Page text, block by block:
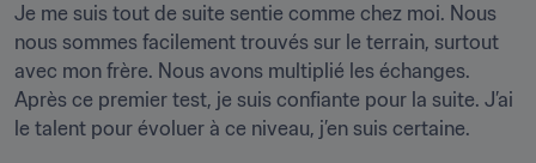
Je me suis tout de suite sentie comme chez moi. Nous
nous sommes facilement trouvés sur le terrain, surtout
avec mon frère. Nous avons multiplié les échanges.
Après ce premier test, je suis confiante pour la suite. J’ai
le talent pour évoluer à ce niveau, j’en suis certaine.